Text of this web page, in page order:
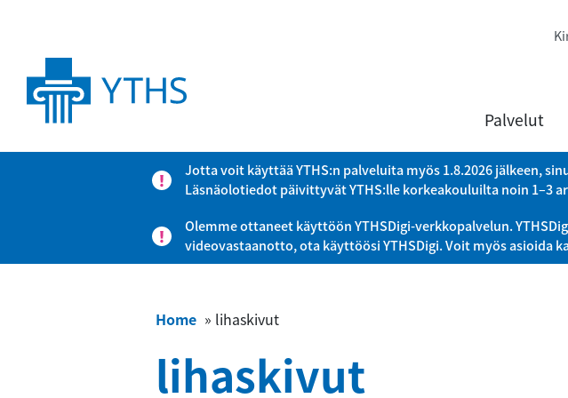
Palvelut
Jotta voit käyttää YTHS:n palveluita myös 1.8.2026 jälkeen,
Läsnäolotiedot päivittyvät YTHS:lle korkeakouluilta noin 1–3
Olemme ottaneet käyttöön YTHSDigi-verkkopalvelun.
videovastaanotto, ota käyttöösi YTHSDigi. Voit myös asioida
Home » lihaskivut
lihaskivut